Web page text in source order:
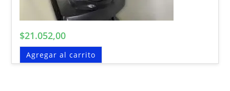
$21.052,00
Agregar al carrito